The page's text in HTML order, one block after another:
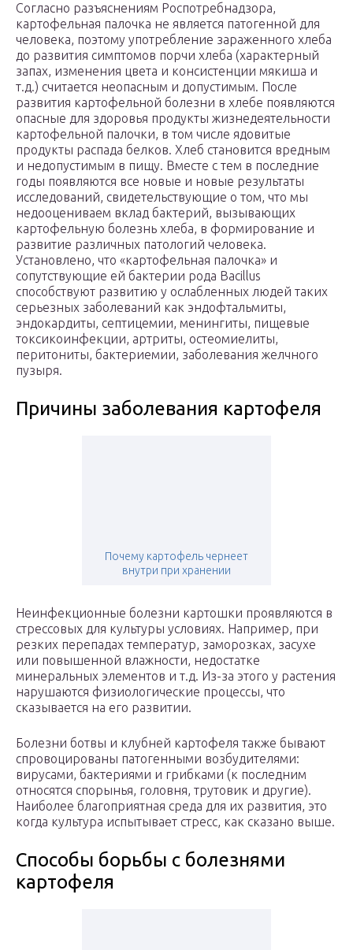
Согласно разъяснениям Роспотребнадзора,
картофельная палочка не является патогенной для
человека, поэтому употребление зараженного хлеба
до развития симптомов порчи хлеба (характерный
запах, изменения цвета и консистенции мякиша и
т.д.) считается неопасным и допустимым. После
развития картофельной болезни в хлебе появляются
опасные для здоровья продукты жизнедеятельности
картофельной палочки, в том числе ядовитые
продукты распада белков. Хлеб становится вредным
и недопустимым в пищу. Вместе с тем в последние
годы появляются все новые и новые результаты
исследований, свидетельствующие о том, что мы
недооцениваем вклад бактерий, вызывающих
картофельную болезнь хлеба, в формирование и
развитие различных патологий человека.
Установлено, что «картофельная палочка» и
сопутствующие ей бактерии рода Bacillus
способствуют развитию у ослабленных людей таких
серьезных заболеваний как эндофтальмиты,
эндокардиты, септицемии, менингиты, пищевые
токсикоинфекции, артриты, остеомиелиты,
перитониты, бактериемии, заболевания желчного
пузыря.
Причины заболевания картофеля
Почему картофель чернеет
внутри при хранении
Неинфекционные болезни картошки проявляются в
стрессовых для культуры условиях. Например, при
резких перепадах температур, заморозках, засухе
или повышенной влажности, недостатке
минеральных элементов и т.д. Из-за этого у растения
нарушаются физиологические процессы, что
сказывается на его развитии.
Болезни ботвы и клубней картофеля также бывают
спровоцированы патогенными возбудителями:
вирусами, бактериями и грибками (к последним
относятся спорынья, головня, трутовик и другие).
Наиболее благоприятная среда для их развития, это
когда культура испытывает стресс, как сказано выше.
Способы борьбы с болезнями
картофеля